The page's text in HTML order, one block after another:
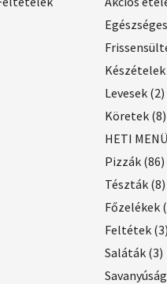
Készételek
Levesek (2)
Köretek (8)
HETI
Pizzák (86)
Tészták (8)
Főzelékek
Feltétek (3)
Saláták (3)
Savanyúság